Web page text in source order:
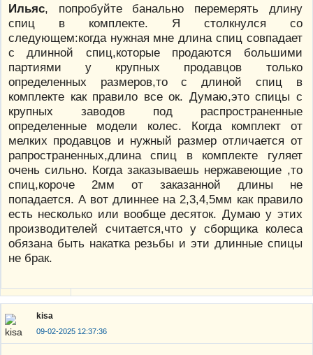
Ильяс, попробуйте банально перемерять длину
спиц в комплекте. Я столкнулся со
следующем:когда нужная мне длина спиц совпадает
с длинной спиц,которые продаются большими
партиями у крупных продавцов только
определенных размеров,то с длиной спиц в
комплекте как правило все ок. Думаю,это спицы с
крупных заводов под распространенные
определенные модели колес. Когда комплект от
мелких продавцов и нужный размер отличается от
рапространенных,длина спиц в комплекте гуляет
очень сильно. Когда заказываешь нержавеющие ,то
спиц,короче 2мм от заказанной длины не
попадается. А вот длиннее на 2,3,4,5мм как правило
есть несколько или вообще десяток. Думаю у этих
производителей считается,что у сборщика колеса
обязана быть накатка резьбы и эти длинные спицы
не брак.
kisa
09-02-2025 12:37:36